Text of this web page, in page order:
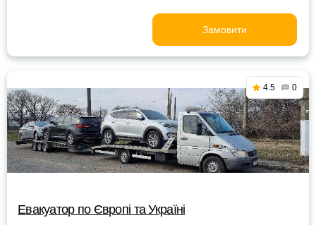
Замовити
4.5 0
Евакуатор по Європі та Україні